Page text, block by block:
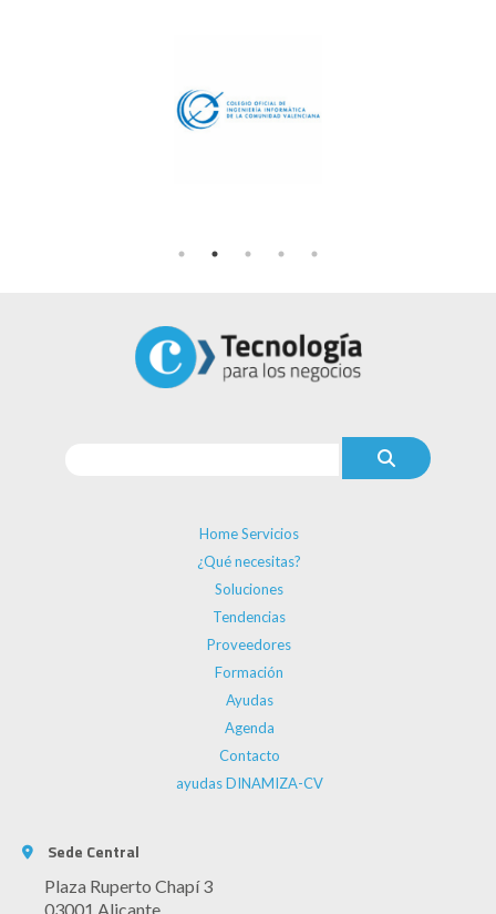
Home Servicios
¿Qué necesitas?
Soluciones
Tendencias
Proveedores
Formación
Ayudas
Agenda
Contacto
ayudas DINAMIZA-CV
Sede Central
Plaza Ruperto Chapí 3
03001 Alicante